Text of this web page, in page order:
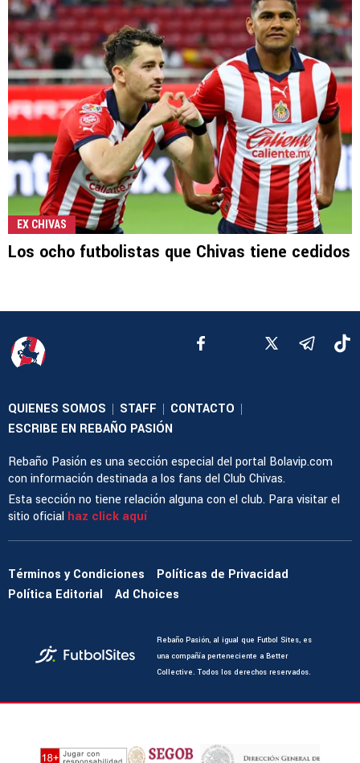
EX CHIVAS
Los ocho futbolistas que Chivas tiene cedidos
QUIENES SOMOS | STAFF | CONTACTO |
ESCRIBE EN REBAÑO PASIÓN
Rebaño Pasión es una sección especial del portal Bolavip.com
con información destinada a los fans del Club Chivas.
Esta sección no tiene relación alguna con el club. Para visitar el
sitio oficial haz click aquí
Términos y Condiciones
Políticas de Privacidad
Política Editorial
Ad Choices
Rebaño Pasión, al igual que Futbol Sites, es
una compañía perteneciente a Better
Collective. Todos los derechos reservados.